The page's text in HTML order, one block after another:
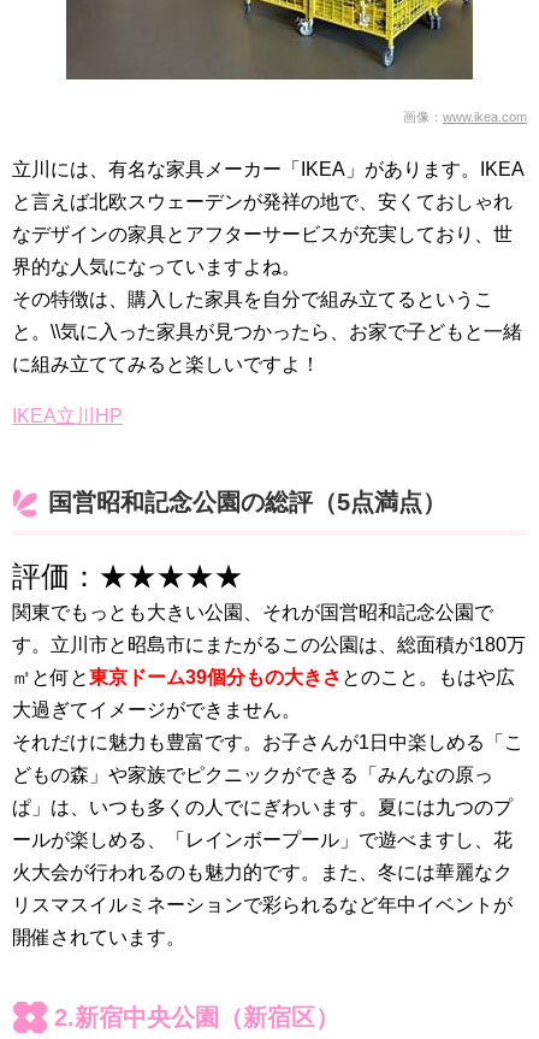
画像： www.ikea.com
立川には、有名な家具メーカー「IKEA」があります。IKEA
と言えば北欧スウェーデンが発祥の地で、安くておしゃれ
なデザインの家具とアフターサービスが充実しており、世
界的な人気になっていますよね。
その特徴は、購入した家具を自分で組み立てるというこ
と。\\気に入った家具が見つかったら、お家で子どもと一緒
に組み立ててみると楽しいですよ！
IKEA立川HP
国営昭和記念公園の総評（5点満点）
評価：★★★★★
関東でもっとも大きい公園、それが国営昭和記念公園で
す。立川市と昭島市にまたがるこの公園は、総面積が180万
㎡と何と東京ドーム39個分もの大きさ とのこと。もはや広
大過ぎてイメージができません。
それだけに魅力も豊富です。お子さんが1日中楽しめる「こ
どもの森」や家族でピクニックができる「みんなの原っ
ぱ」は、いつも多くの人でにぎわいます。夏には九つのプ
ールが楽しめる、「レインボープール」で遊べますし、花
火大会が行われるのも魅力的です。また、冬には華麗なク
リスマスイルミネーションで彩られるなど年中イベントが
開催されています。
2.新宿中央公園（新宿区）